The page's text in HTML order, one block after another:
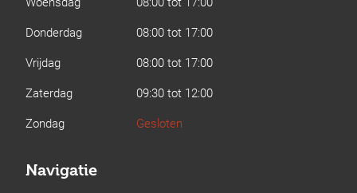
Donderdag
08:00 tot 17:00
Vrijdag
08:00 tot 17:00
Zaterdag
09:30 tot 12:00
Zondag
Gesloten
Navigatie